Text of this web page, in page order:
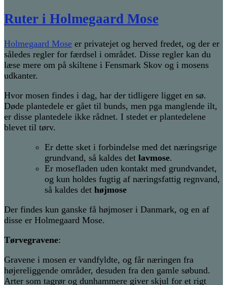
Ruter i Holmegaard Mose
Holmegaard Mose er privatejet og herved fredet, og der er
således regler for færdsel i området. Disse regler kan du
læse mere om på skiltene i Fensmark Skov og i mosens
udkanter.
Hvor mosen findes i dag, har der tidligere ligget en sø.
Døde plantedele er gået til bunds, men pga manglende ilt,
er disse plantedele ikke rådnet. I stedet er plantedelene
blevet til tørv.
Er dette sket i forbindelse med det næringsrige
grundvand, så kaldes det lavmose.
Er mosefladen uden kontakt med grundvandet,
og kun holdes fugtig af næringsfattig regnvand,
så kaldes det højmose
Der findes kun ganske få højmoser i Danmark, og en af
disse er Holmegaard Mose.
Tørvegravene:
Gravene i mosen er vandfyldte, og får næringen fra
højereliggende områder, desuden fra den gamle søbund.
Arter som tagrør og dunhammere giver skjul for et rigt